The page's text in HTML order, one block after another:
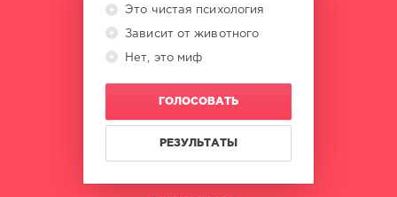
Это чистая психология
Зависит от животного
Нет, это миф
ГОЛОСОВАТЬ
РЕЗУЛЬТАТЫ